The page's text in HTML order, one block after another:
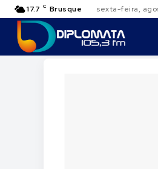
17.7 C Brusque sexta-feira,